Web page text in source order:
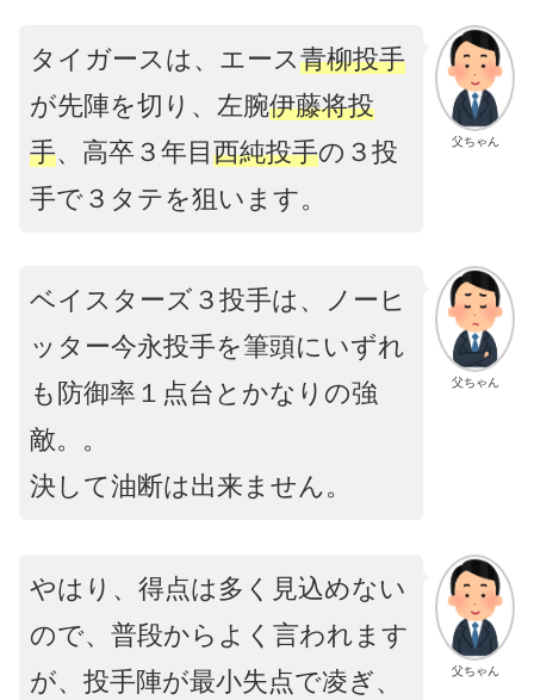
父ちゃん
タイガースは、エース青柳投手
が先陣を切り、左腕伊藤将投
手、高卒３年目西純投手の３投
手で３タテを狙います。
父ちゃん
ベイスターズ３投手は、ノーヒ
ッター今永投手を筆頭にいずれ
も防御率１点台とかなりの強
敵。。
決して油断は出来ません。
父ちゃん
やはり、得点は多く見込めない
ので、普段からよく言われます
が、投手陣が最小失点で凌ぎ、